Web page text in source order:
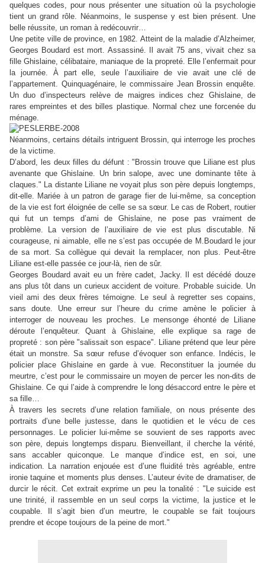
quelques codes, pour nous présenter une situation où la psychologie
tient un grand rôle. Néanmoins, le suspense y est bien présent. Une
belle réussite, un roman à redécouvrir…
Une petite ville de province, en 1982. Atteint de la maladie d’Alzheimer,
Georges Boudard est mort. Assassiné. Il avait 75 ans, vivait chez sa
fille Ghislaine, célibataire, maniaque de la propreté. Elle l’enfermait pour
la journée. À part elle, seule l’auxiliaire de vie avait une clé de
l’appartement. Quinquagénaire, le commissaire Jean Brossin enquête.
Un duo d’inspecteurs relève de maigres indices chez Ghislaine, de
rares empreintes et des billes plastique. Normal chez une forcenée du
ménage.
Néanmoins, certains détails intriguent Brossin, qui interroge les proches
de la victime.
D’abord, les deux filles du défunt : "Brossin trouve que Liliane est plus
avenante que Ghislaine. Un brin salope, avec une dominante tête à
claques." La distante Liliane ne voyait plus son père depuis longtemps,
dit-elle. Mariée à un patron de garage fier de lui-même, sa conception
de la vie est fort éloignée de celle se sa sœur. Le cas de Robert, routier
qui fut un temps d’ami de Ghislaine, ne pose pas vraiment de
problème. La version de l’auxiliaire de vie est plus discutable. Ni
courageuse, ni aimable, elle ne s’est pas occupée de M.Boudard le jour
de sa mort. Sa collègue qui devait la remplacer, non plus. Peut-être
Liliane est-elle passée ce jour-là, rien de sûr.
Georges Boudard avait eu un frère cadet, Jacky. Il est décédé douze
ans plus tôt dans un curieux accident de voiture. Probable suicide. Un
vieil ami des deux frères témoigne. Le seul à regretter ses copains,
sans doute. Une erreur sur l’heure du crime amène le policier à
interroger de nouveau les proches. Le mensonge éhonté de Liliane
déroute l’enquêteur. Quant à Ghislaine, elle explique sa rage de
propreté : son père "salissait son espace". Liliane prétend que leur père
était un monstre. Sa sœur refuse d’évoquer son enfance. Indécis, le
policier place Ghislaine en garde à vue. Reconstituer la journée du
meurtre, c’est pour le commissaire un moyen de percer les non-dits de
Ghislaine. Ce qui l’aide à comprendre le long désaccord entre le père et
sa fille…
À travers les secrets d’une relation familiale, on nous présente des
portraits d’une belle justesse, dans le quotidien et le vécu de ces
personnages. Le policier lui-même se souvient de ses rapports avec
son père, depuis longtemps disparu. Bienveillant, il cherche la vérité,
sans accabler quiconque. Le manque d’indice est, en soi, une
indication. La narration enjouée est d’une fluidité très agréable, entre
ironie taquine et moments plus denses. L’auteur évite de dramatiser, de
durcir le récit. Cet extrait exprime un peu la tonalité : "Le suicide est
une trinité, il rassemble en un seul corps la victime, la justice et le
coupable. Il s’agit bien d’un meurtre, le coupable se fait toujours
prendre et écope toujours de la peine de mort."